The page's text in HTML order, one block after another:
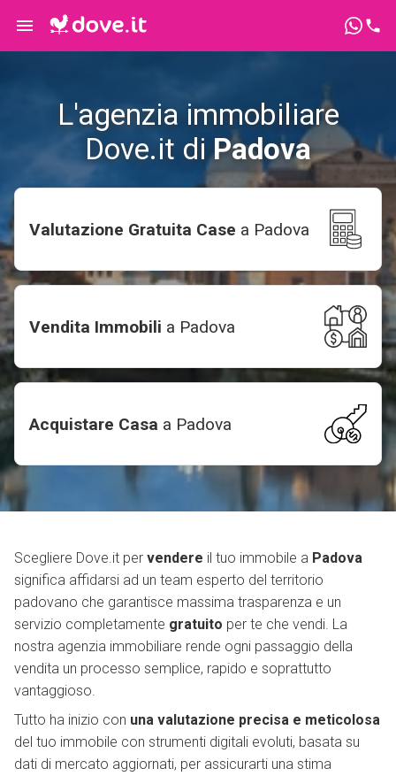
L'agenzia immobiliare
Dove.it diPadova
Valutazione Gratuita Case a Padova
Vendita Immobili a Padova
Acquistare Casa a Padova
Scegliere Dove.it per vendere il tuo immobile a Padova
significa affidarsi ad un team esperto del territorio
padovano che garantisce massima trasparenza e un
servizio completamente gratuito per te che vendi. La
nostra agenzia immobiliare rende ogni passaggio della
vendita un processo semplice, rapido e soprattutto
vantaggioso.
Tutto ha inizio con una valutazione precisa e meticolosa
del tuo immobile con strumenti digitali evoluti, basata su
dati di mercato aggiornati, per assicurarti una stima